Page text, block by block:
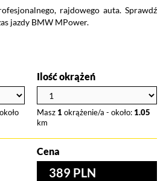
rajdowego auta. Sprawdź
jazdy BMW MPower.
Ilość okrążeń
Masz 1 okrążenie/a - około: 1.05
km
Cena
389 PLN